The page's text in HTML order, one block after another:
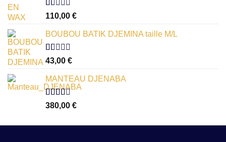
Note
sur
5
110,00 €
BOUBOU BATIK DJEMINA taille M/L
Note
1.00
sur
5
43,00 €
MANTEAU DJENABA
Note
380,00 €